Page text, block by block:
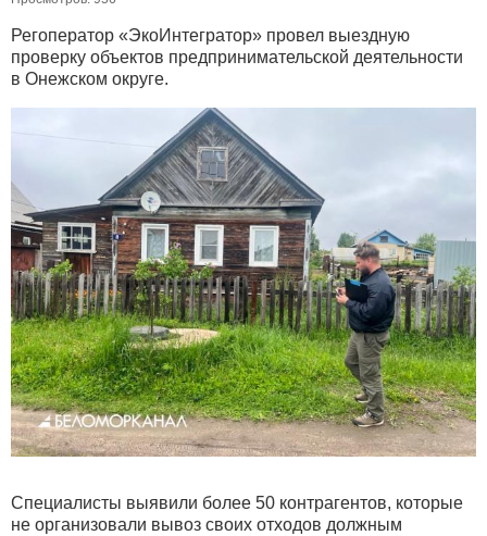
Регоператор «ЭкоИнтегратор» провел выездную
проверку объектов предпринимательской деятельности
в Онежском округе.
Специалисты выявили более 50 контрагентов, которые
не организовали вывоз своих отходов должным